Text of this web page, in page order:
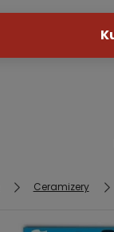
Ceramizery